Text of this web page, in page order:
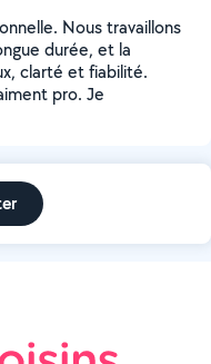
Nous travaillons
durée, et la
clarté et fiabilité.
pro. Je